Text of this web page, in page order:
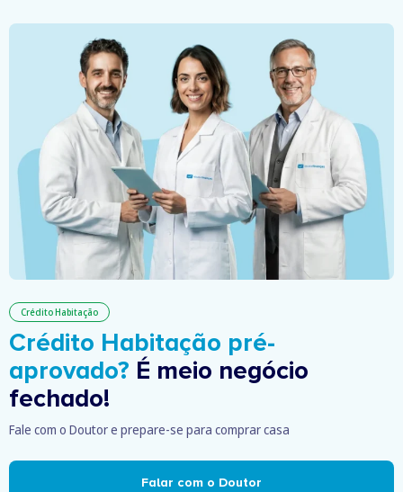
Crédito Habitação
Crédito Habitação pré-
aprovado? É meio negócio
fechado!
Fale com o Doutor e prepare-se para comprar casa
Falar com o Doutor